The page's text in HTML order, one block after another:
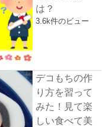
は？
3.6k件のビュー
デコもちの作
り方を習って
みた！見て楽
しい食べて美